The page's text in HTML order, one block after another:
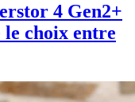
4 Gen2+
le choix entre